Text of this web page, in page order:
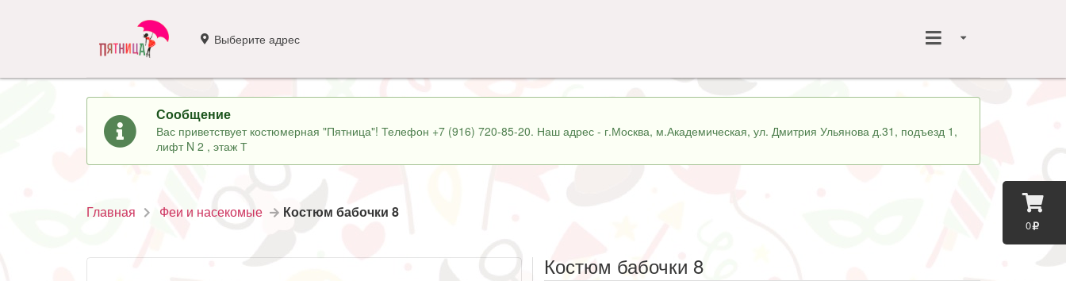
0
Выберите адрес
Сообщение
Вас приветствует костюмерная "Пятница"! Телефон +7 (916) 720-85-20. Наш адрес - г.Москва, м.Академическая, ул. Дмитрия Ульянова д.31, подъезд 1,
лифт N 2 , этаж Т
Главная Феи и насекомые Костюм бабочки 8
Костюм бабочки 8